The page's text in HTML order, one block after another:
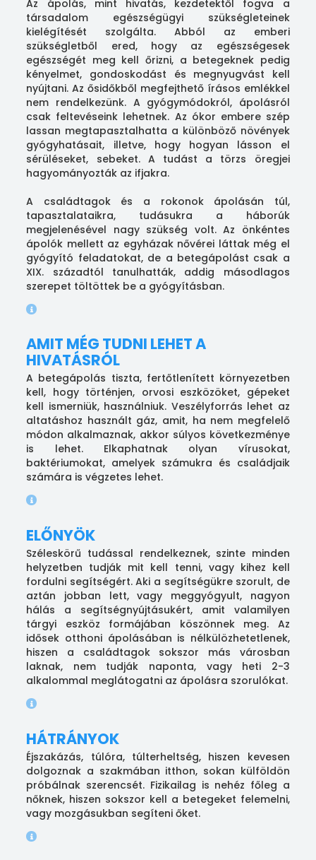
Az ápolás, mint hivatás, kezdetektől fogva a
társadalom egészségügyi szükségleteinek
kielégítését szolgálta. Abból az emberi
szükségletből ered, hogy az egészségesek
egészségét meg kell őrizni, a betegeknek pedig
kényelmet, gondoskodást és megnyugvást kell
nyújtani. Az ősidőkből megfejthető írásos emlékkel
nem rendelkezünk. A gyógymódokról, ápolásról
csak feltevéseink lehetnek. Az ókor embere szép
lassan megtapasztalhatta a különböző növények
gyógyhatásait, illetve, hogy hogyan lásson el
sérüléseket, sebeket. A tudást a törzs öregjei
hagyományozták az ifjakra.
A családtagok és a rokonok ápolásán túl,
tapasztalataikra, tudásukra a háborúk
megjelenésével nagy szükség volt. Az önkéntes
ápolók mellett az egyházak nővérei láttak még el
gyógyító feladatokat, de a betegápolást csak a
XIX. századtól tanulhatták, addig másodlagos
szerepet töltöttek be a gyógyításban.
AMIT MÉG TUDNI LEHET A
HIVATÁSRÓL
A betegápolás tiszta, fertőtlenített környezetben
kell, hogy történjen, orvosi eszközöket, gépeket
kell ismerniük, használniuk. Veszélyforrás lehet az
altatáshoz használt gáz, amit, ha nem megfelelő
módon alkalmaznak, akkor súlyos következménye
is lehet. Elkaphatnak olyan vírusokat,
baktériumokat, amelyek számukra és családjaik
számára is végzetes lehet.
ELŐNYÖK
Széleskörű tudással rendelkeznek, szinte minden
helyzetben tudják mit kell tenni, vagy kihez kell
fordulni segítségért. Aki a segítségükre szorult, de
aztán jobban lett, vagy meggyógyult, nagyon
hálás a segítségnyújtásukért, amit valamilyen
tárgyi eszköz formájában köszönnek meg. Az
idősek otthoni ápolásában is nélkülözhetetlenek,
hiszen a családtagok sokszor más városban
laknak, nem tudják naponta, vagy heti 2-3
alkalommal meglátogatni az ápolásra szorulókat.
HÁTRÁNYOK
Éjszakázás, túlóra, túlterheltség, hiszen kevesen
dolgoznak a szakmában itthon, sokan külföldön
próbálnak szerencsét. Fizikailag is nehéz főleg a
nőknek, hiszen sokszor kell a betegeket felemelni,
vagy mozgásukban segíteni őket.